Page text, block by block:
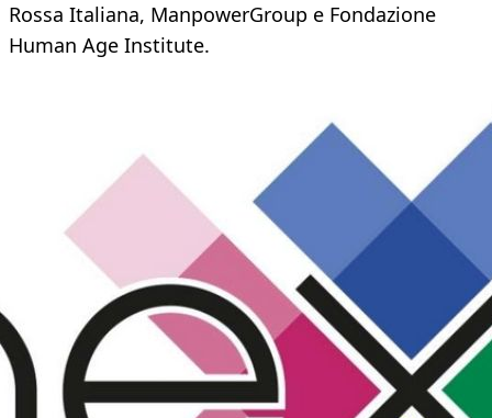
Rossa Italiana, ManpowerGroup e Fondazione
Human Age Institute.